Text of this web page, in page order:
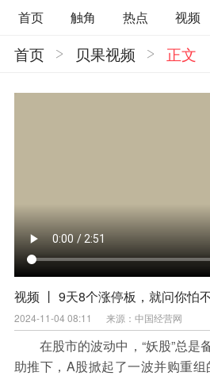
首页 触角 热点 视频
直观 见智财经
环球企
辉常道
荀瓜问道 商学院
区域经济
科技 汽车
能源化工
家电家居 航
医药健康
文娱 体育
理财
资本市场 资管
保险
金融市场 智库
首页 贝果视频 正文
视频 丨 9天8个涨停板，就问你怕不
2024-11-04 08:11 来源：中国经营网
在股市的波动中，“妖股”总是
助推下，A股掀起了一波并购重组